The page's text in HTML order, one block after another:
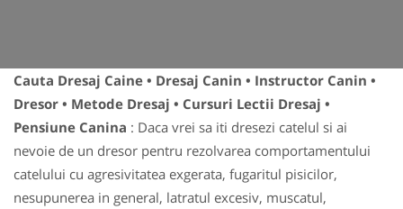
Cauta Dresaj Caine • Dresaj Canin • Instructor Canin •
Dresor • Metode Dresaj • Cursuri Lectii Dresaj •
Pensiune Canina : Daca vrei sa iti dresezi catelul si ai
nevoie de un dresor pentru rezolvarea comportamentului
catelului cu agresivitatea exgerata, fugaritul pisicilor,
nesupunerea in general, latratul excesiv, muscatul,